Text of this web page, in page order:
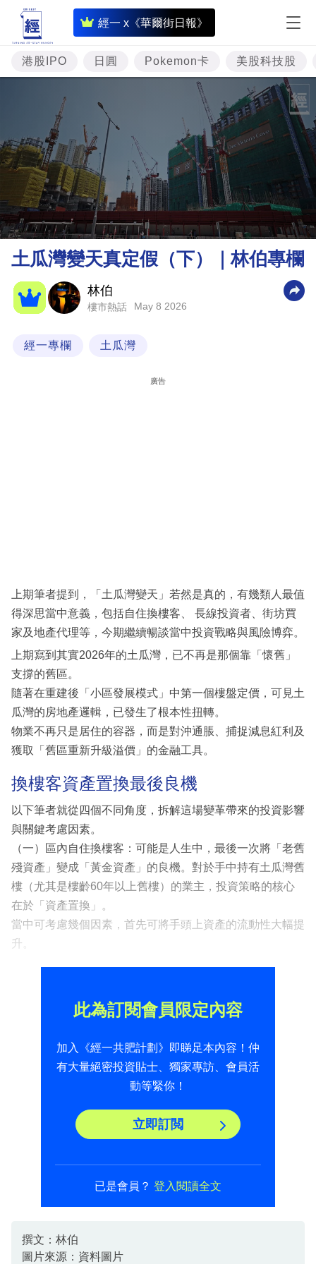
經一 x《華爾街日報》
即
時
財
經
專
投
資
樓
市
理
財
商
業
閱
區
港股IPO 日圓 Pokemon卡 美股科技股
土瓜灣變天真定假（下）｜林伯專欄
林伯
樓市熱話 May 8 2026
經一專欄 土瓜灣
廣告
上期筆者提到，「土瓜灣變天」若然是真的，有幾類人最值
得深思當中意義，包括自住換樓客、 長線投資者、街坊買
家及地產代理等，今期繼續暢談當中投資戰略與風險博弈。
上期寫到其實2026年的土瓜灣，已不再是那個靠「懷舊」
支撐的舊區。
隨著在重建後「小區發展模式」中第一個樓盤定價，可見土
瓜灣的房地產邏輯，已發生了根本性扭轉。
物業不再只是居住的容器，而是對沖通脹、捕捉減息紅利及
獲取「舊區重新升級溢價」的金融工具。
換樓客資產置換最後良機
以下筆者就從四個不同角度，拆解這場變革帶來的投資影響
與關鍵考慮因素。
（一）區內自住換樓客：可能是人生中，最後一次將「老舊
殘資產」變成「黃金資產」的良機。對於手中持有土瓜灣舊
樓（尤其是樓齡60年以上舊樓）的業主，投資策略的核心
在於「資產置換」。
當中可考慮幾個因素，首先可將手頭上資產的流動性大幅提
升。
此為訂閱會員限定內容
加入《經一共肥計劃》即睇足本內容！仲
有大量絕密投資貼士、獨家專訪、會員活
動等緊你！
立即訂閲
已是會員？ 登入閱讀全文
撰文：林伯
圖片來源：資料圖片